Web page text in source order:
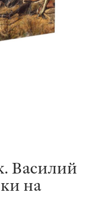
Василий
на